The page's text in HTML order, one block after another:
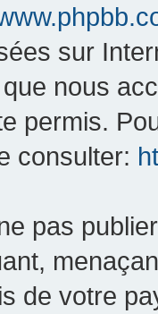
sur
nous
permis.
consulter:
pas
de votre